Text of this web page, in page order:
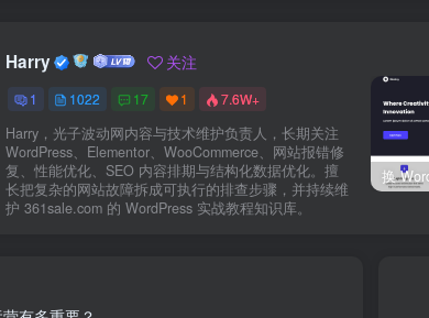
Harry 关注
1 1022 17 1 7.6W+
Harry，光子波动网内容与技术维护负责人，长期关注
WordPress、Elementor、WooCommerce、网站报错修
复、性能优化、SEO 内容排期与结构化数据优化。擅
长把复杂的网站故障拆成可执行的排查步骤，并持续维
护 361sale.com 的 WordPress 实战教程知识库。